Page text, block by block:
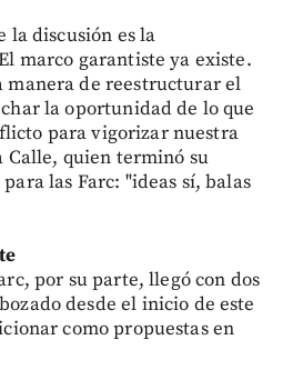
la discusión es la
marco garantiste ya existe.
manera de reestructurar el
la oportunidad de lo que
para vigorizar nuestra
Calle, quien terminó su
las Farc: "ideas sí, balas
por su parte, llegó con dos
desde el inicio de este
como propuestas en